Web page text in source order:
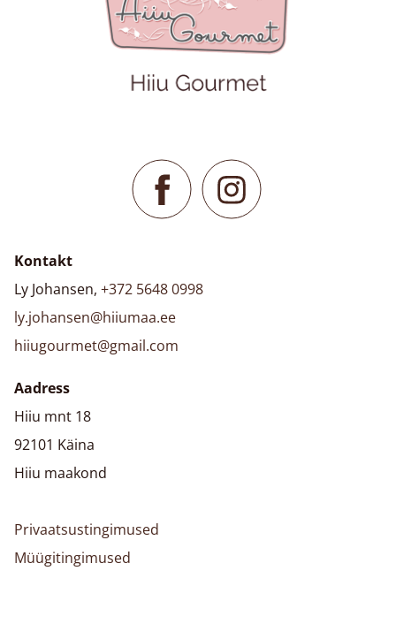
Kontakt
Ly Johansen, +372 5648 0998
ly.johansen@hiiumaa.ee
hiiugourmet@gmail.com
Aadress
Hiiu mnt 18
92101 Käina
Hiiu maakond
Privaatsustingimused
Müügitingimused